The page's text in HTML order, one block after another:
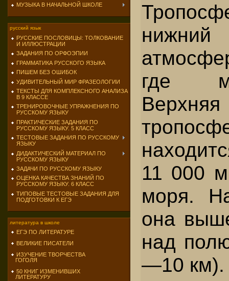
МУЗЫКА В НАЧАЛЬНОЙ ШКОЛЕ
русский язык
РУССКИЕ ПОСЛОВИЦЫ: ТОЛКОВАНИЕ
И ИЛЛЮСТРАЦИИ
ЗАДАНИЯ ПО ОРФОЭПИИ
ГРАММАТИКА РУССКОГО ЯЗЫКА
ПИШЕМ БЕЗ ОШИБОК
УДИВИТЕЛЬНЫЙ МИР ФРАЗЕОЛОГИИ
ТЕКСТЫ ДЛЯ КОМПЛЕКСНОГО АНАЛИЗА
В 9 КЛАССЕ
ТРЕНИРОВОЧНЫЕ УПРАЖНЕНИЯ ПО
РУССКОМУ ЯЗЫКУ
ПРАКТИЧЕСКИЕ ЗАДАНИЯ ПО
РУССКОМУ ЯЗЫКУ. 5 КЛАСС
ТЕСТОВЫЕ ЗАДАНИЯ ПО РУССКОМУ
ЯЗЫКУ
ДИДАКТИЧЕСКИЙ МАТЕРИАЛ ПО
РУССКОМУ ЯЗЫКУ
ЗАДАЧИ ПО РУССКОМУ ЯЗЫКУ
ОЦЕНКА КАЧЕСТВА ЗНАНИЙ ПО
РУССКОМУ ЯЗЫКУ. 6 КЛАСС
ТИПОВЫЕ ТЕСТОВЫЕ ЗАДАНИЯ ДЛЯ
ПОДГОТОВКИ К ЕГЭ
литература в школе
ЕГЭ ПО ЛИТЕРАТУРЕ
ВЕЛИКИЕ ПИСАТЕЛИ
ИЗУЧЕНИЕ ТВОРЧЕСТВА
ГОГОЛЯ
50 КНИГ ИЗМЕНИВШИХ
ЛИТЕРАТУРУ
где
11 000
моря.
она
над
—10 км).